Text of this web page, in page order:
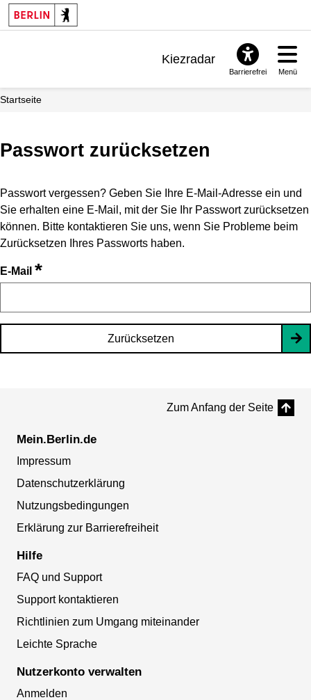
Kiezradar
Barrierefrei Menü
Startseite
Passwort zurücksetzen
Passwort vergessen? Geben Sie Ihre E-Mail-Adresse ein und
Sie erhalten eine E-Mail, mit der Sie Ihr Passwort zurücksetzen
können. Bitte kontaktieren Sie uns, wenn Sie Probleme beim
Zurücksetzen Ihres Passworts haben.
E-Mail *
Zurücksetzen
Zum Anfang der Seite
Mein.Berlin.de
Impressum
Datenschutzerklärung
Nutzungsbedingungen
Erklärung zur Barrierefreiheit
Hilfe
FAQ und Support
Support kontaktieren
Richtlinien zum Umgang miteinander
Leichte Sprache
Nutzerkonto verwalten
Anmelden